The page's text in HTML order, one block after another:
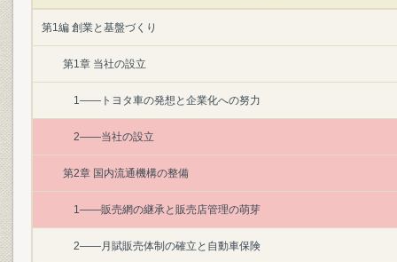
第1編 創業と基盤づくり
第1章 当社の設立
1――トヨタ車の発想と企業化への努力
2――当社の設立
第2章 国内流通機構の整備
1――販売網の継承と販売店管理の萌芽
2――月賦販売体制の確立と自動車保険